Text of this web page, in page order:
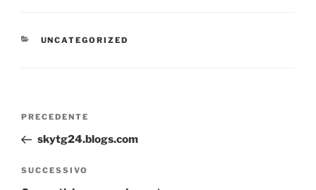
CATEGORIE
UNCATEGORIZED
Navigazione
Articolo
precedente:
PRECEDENTE
skytg24.blogs.com
Articolo
SUCCESSIVO